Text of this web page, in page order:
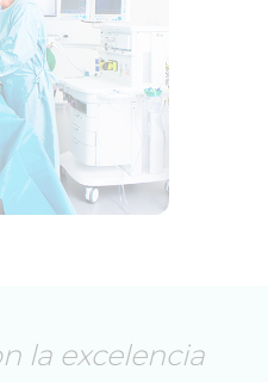
la excelencia